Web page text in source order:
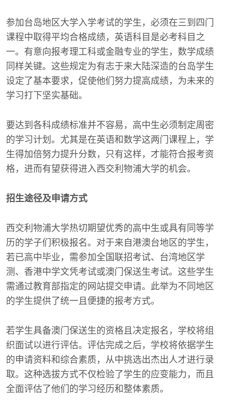
参加台岛地区大学入学考试的学生，必须在三到四门
课程中取得平均合格成绩，英语科目是必考科目之
一。有意向报考理工科或金融专业的学生，数学成绩
同样关键。这些规定为有志于来大陆深造的台岛学生
设定了基本要求，促使他们努力提高成绩，为未来的
学习打下坚实基础。
要达到各科成绩标准并不容易，高中生必须制定周密
的学习计划。尤其是在英语和数学这两门课程上，学
生得加倍努力提升分数，只有这样，才能符合报考资
格，进而有望获得进入西交利物浦大学的机会。
招生途径及申请方式
西交利物浦大学热切期望优秀的高中生或具有同等学
历的学子们积极报名。对于来自港澳台地区的学生，
若已高中毕业，需参加全国联招考试、台湾地区学
测、香港中学文凭考试或澳门保送生考试。这些学生
需通过教育部指定的网站提交申请。此举为不同地区
的学生提供了统一且便捷的报考方式。
若学生具备澳门保送生的资格且决定报名，学校将组
织面试以进行评估。评估完成之后，学校将依据学生
的申请资料和综合素质，从中挑选出杰出人才进行录
取。这种选拔方式不仅检验了学生的应变能力，而且
全面评估了他们的学习经历和整体素质。